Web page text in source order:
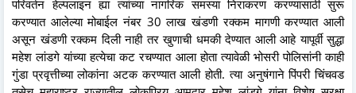
परिवर्तन हेल्पलाइन ह्या त्यांच्या नागरिक समस्या निराकरण करण्यासाठी सुरू
करण्यात आलेल्या मोबाईल नंबर 30 लाख खंडणी रक्कम मागणी करण्यात आली
असून खंडणी रक्कम दिली नाही तर खुणाची धमकी देण्यात आली आहे यापूर्वी सुद्धा
महेश लांडगे यांच्या हत्येचा कट रचण्यात आला होता त्यावेळी भोसरी पोलिसांनी काही
गुंडा प्रवृत्तीच्या लोकांना अटक करण्यात आली होती. त्या अनुषंगाने पिंपरी चिंचवड